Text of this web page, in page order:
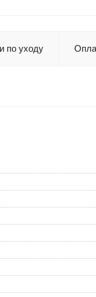
по уходу